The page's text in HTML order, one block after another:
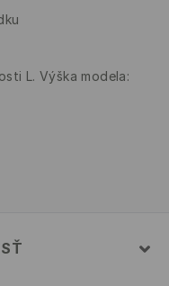
L. Výška modela: